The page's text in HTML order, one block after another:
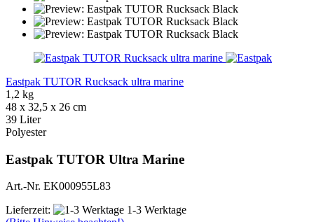
Eastpak TUTOR Rucksack ultra marine
1,2 kg
48 x 32,5 x 26 cm
39 Liter
Polyester
Eastpak TUTOR Ultra Marine
Art.-Nr. EK000955L83
Lieferzeit:
1-3 Werktage